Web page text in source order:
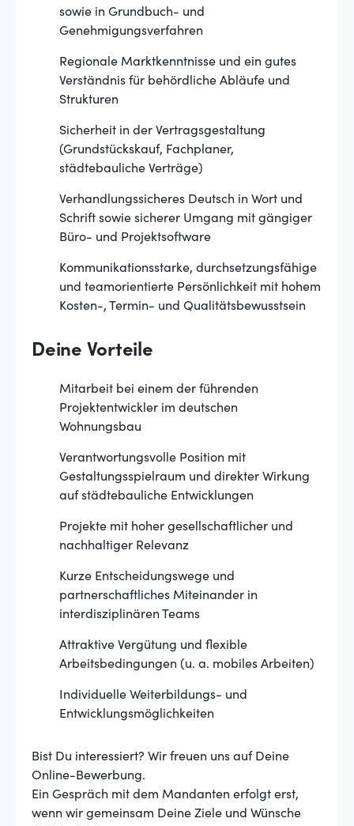
sowie in Grundbuch- und
Genehmigungsverfahren
Regionale Marktkenntnisse und ein gutes
Verständnis für behördliche Abläufe und
Strukturen
Sicherheit in der Vertragsgestaltung
(Grundstückskauf, Fachplaner,
städtebauliche Verträge)
Verhandlungssicheres Deutsch in Wort und
Schrift sowie sicherer Umgang mit gängiger
Büro- und Projektsoftware
Kommunikationsstarke, durchsetzungsfähige
und teamorientierte Persönlichkeit mit hohem
Kosten-, Termin- und Qualitätsbewusstsein
Deine Vorteile
Mitarbeit bei einem der führenden
Projektentwickler im deutschen
Wohnungsbau
Verantwortungsvolle Position mit
Gestaltungsspielraum und direkter Wirkung
auf städtebauliche Entwicklungen
Projekte mit hoher gesellschaftlicher und
nachhaltiger Relevanz
Kurze Entscheidungswege und
partnerschaftliches Miteinander in
interdisziplinären Teams
Attraktive Vergütung und flexible
Arbeitsbedingungen (u. a. mobiles Arbeiten)
Individuelle Weiterbildungs- und
Entwicklungsmöglichkeiten
Bist Du interessiert? Wir freuen uns auf Deine
Online-Bewerbung.
Ein Gespräch mit dem Mandanten erfolgt erst,
wenn wir gemeinsam Deine Ziele und Wünsche